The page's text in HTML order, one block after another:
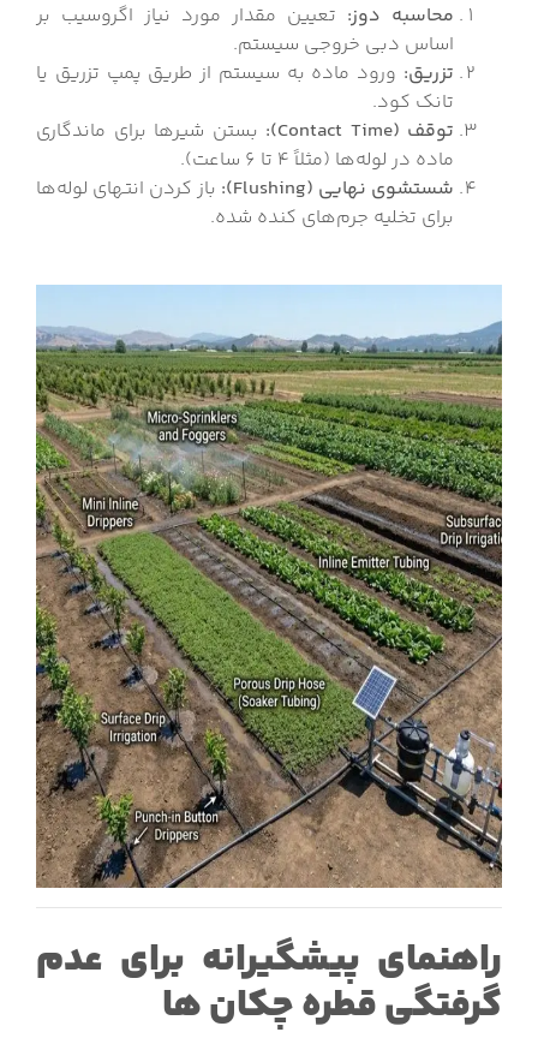
محاسبه دوز: تعیین مقدار مورد نیاز اگروسیب بر
اساس دبی خروجی سیستم.
تزریق: ورود ماده به سیستم از طریق پمپ تزریق یا
تانک کود.
توقف (Contact Time)
: بستن شیرها برای ماندگاری
ماده در لوله‌ها (مثلاً ۴ تا ۶ ساعت).
شستشوی نهایی (Flushing)
: باز کردن انتهای لوله‌ها
برای تخلیه جرم‌های کنده شده.
راهنمای پیشگیرانه برای عدم
گرفتگی قطره چکان ها